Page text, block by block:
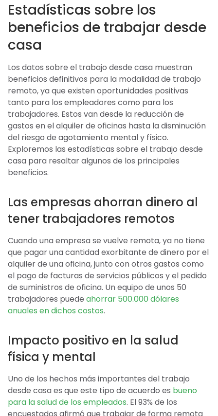
Estadísticas sobre los
beneficios de trabajar desde
casa
Los datos sobre el trabajo desde casa muestran
beneficios definitivos para la modalidad de trabajo
remoto, ya que existen oportunidades positivas
tanto para los empleadores como para los
trabajadores. Estos van desde la reducción de
gastos en el alquiler de oficinas hasta la disminución
del riesgo de agotamiento mental y físico.
Exploremos las estadísticas sobre el trabajo desde
casa para resaltar algunos de los principales
beneficios.
Las empresas ahorran dinero al
tener trabajadores remotos
Cuando una empresa se vuelve remota, ya no tiene
que pagar una cantidad exorbitante de dinero por el
alquiler de una oficina, junto con otros gastos como
el pago de facturas de servicios públicos y el pedido
de suministros de oficina. Un equipo de unos 50
trabajadores puede ahorrar 500.000 dólares
anuales en dichos costos.
Impacto positivo en la salud
física y mental
Uno de los hechos más importantes del trabajo
desde casa es que este tipo de acuerdo es bueno
para la salud de los empleados. El 93% de los